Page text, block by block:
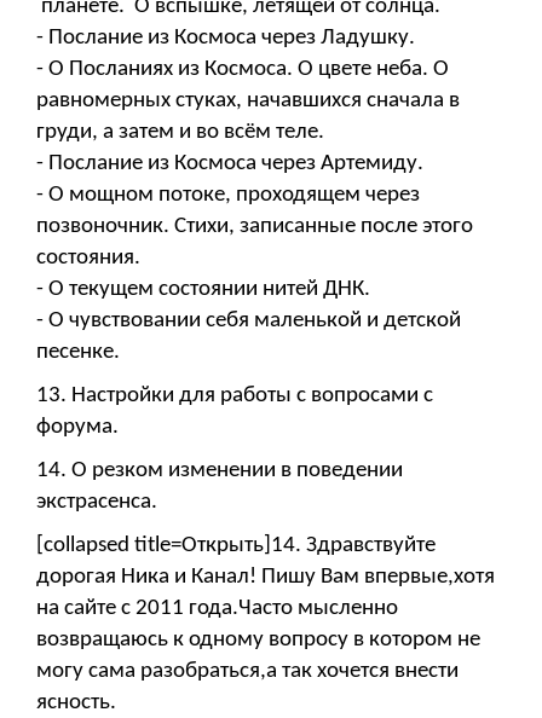
планете. О вспышке, летящей от солнца.
- Послание из Космоса через Ладушку.
- О Посланиях из Космоса. О цвете неба. О
равномерных стуках, начавшихся сначала в
груди, а затем и во всём теле.
- Послание из Космоса через Артемиду.
- О мощном потоке, проходящем через
позвоночник. Стихи, записанные после этого
состояния.
- О текущем состоянии нитей ДНК.
- О чувствовании себя маленькой и детской
песенке.
13. Настройки для работы с вопросами с
форума.
14. О резком изменении в поведении
экстрасенса.
[collapsed title=Открыть]14. Здравствуйте
дорогая Ника и Канал! Пишу Вам впервые,хотя
на сайте с 2011 года.Часто мысленно
возвращаюсь к одному вопросу в котором не
могу сама разобраться,а так хочется внести
ясность.